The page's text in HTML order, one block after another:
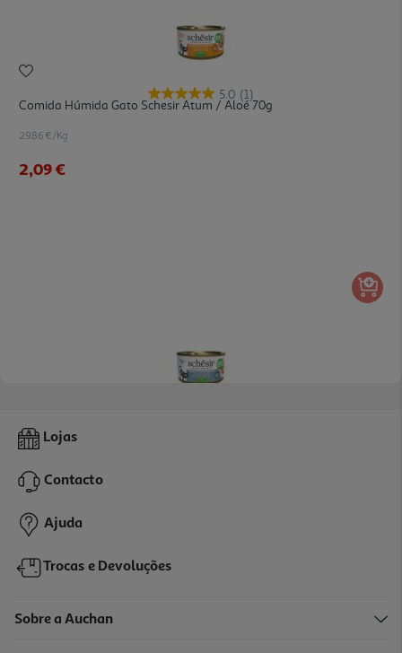
5.0 (1)
Comida Húmida Gato Schesir Atum / Aloé 70g
29.86 €/Kg
2,09 €
Comida Húmida Gato Schesir Atum / Pescada 70g
2,09 €
Lojas
Contacto
Ajuda
Trocas e Devoluções
Sobre a Auchan